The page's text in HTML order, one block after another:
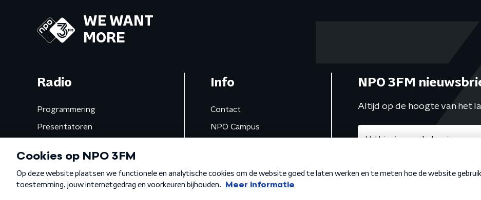
WE WANT
MORE
Radio
Programmering
Presentatoren
Gemist
Info
Contact
NPO Campus
NPO 3FM
Altijd op de hoogte van het
Algemene voorwaarden Privacybeleid